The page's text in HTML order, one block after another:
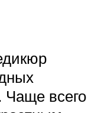
Чаще всего